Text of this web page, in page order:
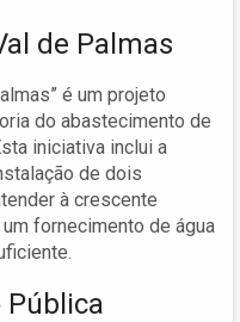
de Palmas
é um projeto
do abastecimento de
iniciativa inclui a
de dois
à crescente
fornecimento de água
Pública